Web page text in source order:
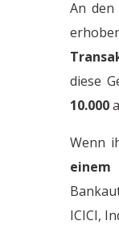
An den
diese
10.000
Wenn
einem
ICICI,